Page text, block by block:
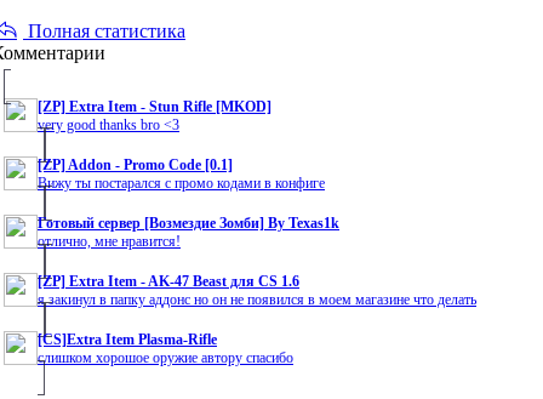
Полная статистика
[ZP] Extra Item - Stun Rifle [MKOD]
very good thanks bro <3
[ZP] Addon - Promo Code [0.1]
Вижу ты постарался с промо кодами в конфиге
Готовый сервер [Возмездие Зомби] By Texas1k
отлично, мне нравится!
[ZP] Extra Item - AK-47 Beast для CS 1.6
я закинул в папку аддонс но он не появился в моем магазине что делать
[CS]Extra Item Plasma-Rifle
слишком хорошое оружие автору спасибо